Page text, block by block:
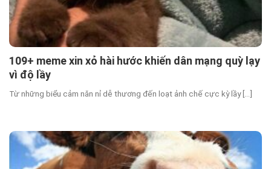
109+ meme xin xỏ hài hước khiến dân mạng quỳ lạy
vì độ lầy
Từ những biểu cảm năn nỉ dễ thương đến loạt ảnh chế cực kỳ lầy [...]